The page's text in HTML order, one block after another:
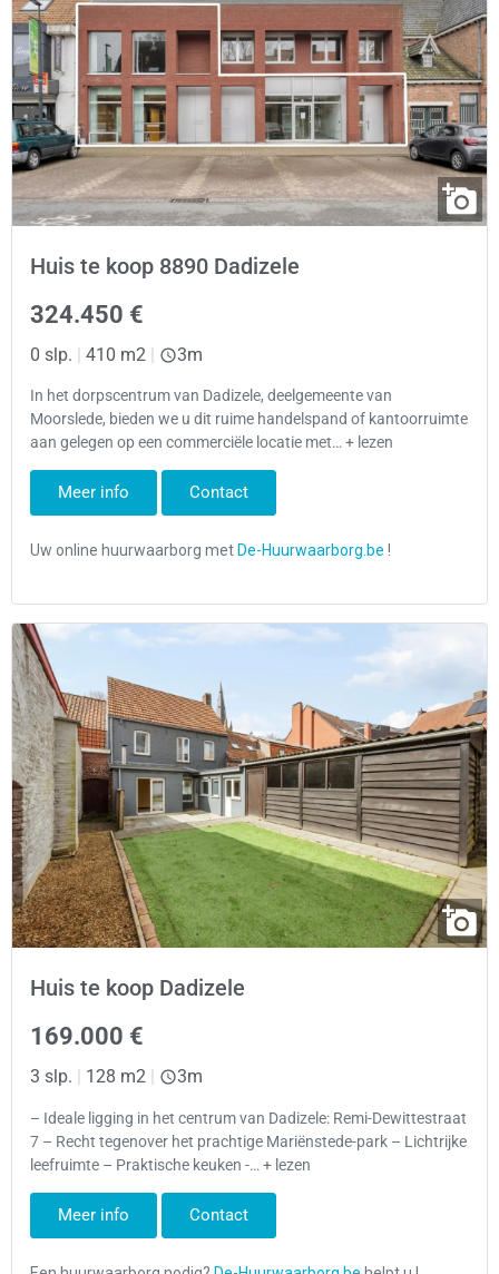
Huis te koop 8890 Dadizele
324.450 €
0 slp. | 410 m2 | 3m
In het dorpscentrum van Dadizele, deelgemeente van
Moorslede, bieden we u dit ruime handelspand of kantoorruimte
aan gelegen op een commerciële locatie met… + lezen
Meer info Contact
Huis te koop Dadizele
169.000 €
3 slp. 128 m2 3m
– Ideale ligging in het centrum van Dadizele: Remi-Dewittestraat
7 – Recht tegenover het prachtige Mariënstede-park – Lichtrijke
leefruimte – Praktische keuken -… + lezen
Meer info Contact